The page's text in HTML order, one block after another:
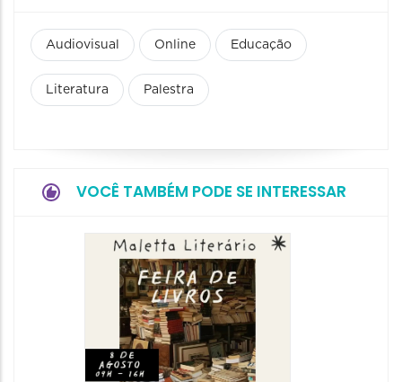
Audiovisual Online Educação
Literatura Palestra
VOCÊ TAMBÉM PODE SE INTERESSAR